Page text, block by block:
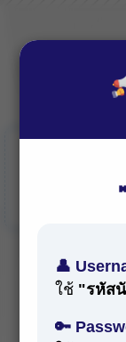
เพื่อประโยชน์ใ
👤
ใช้ "รหัส
🔑